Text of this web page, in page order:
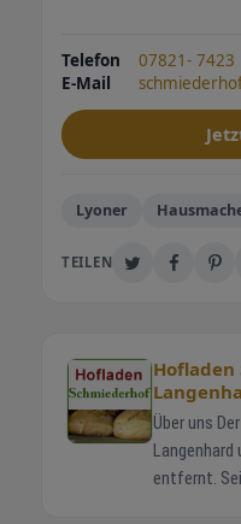
Telefon
07821- 7423
E-Mail
Lyoner
TEILEN
Über uns Der Schmiederhof liegt am Rand des
Langenhard
entfernt.